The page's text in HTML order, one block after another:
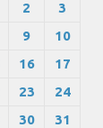
2
3
9
10
16
17
23
24
30
31